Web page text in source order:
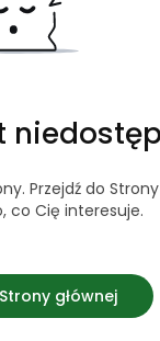
Przejdź do
co Cię interesuje.
głównej